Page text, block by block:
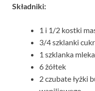
Składniki:
1 i 1/2 kostki
3/4 szklanki
1 szklanka mleka
6 żółtek
2 czubate łyżki